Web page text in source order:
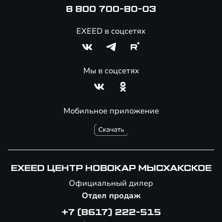
Мобильное приложение
8 800 700-80-03
EXEED в соцсетях
Мы в соцсетях
EXEED ЦЕНТР НОВОКАР МЫСХАКСКОЕ
Официальный дилер
Отдел продаж
+7 (8617) 222-515